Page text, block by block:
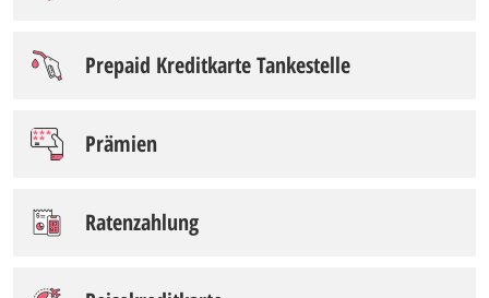
Prepaid Kreditkarte Tankestelle
Prämien
Ratenzahlung